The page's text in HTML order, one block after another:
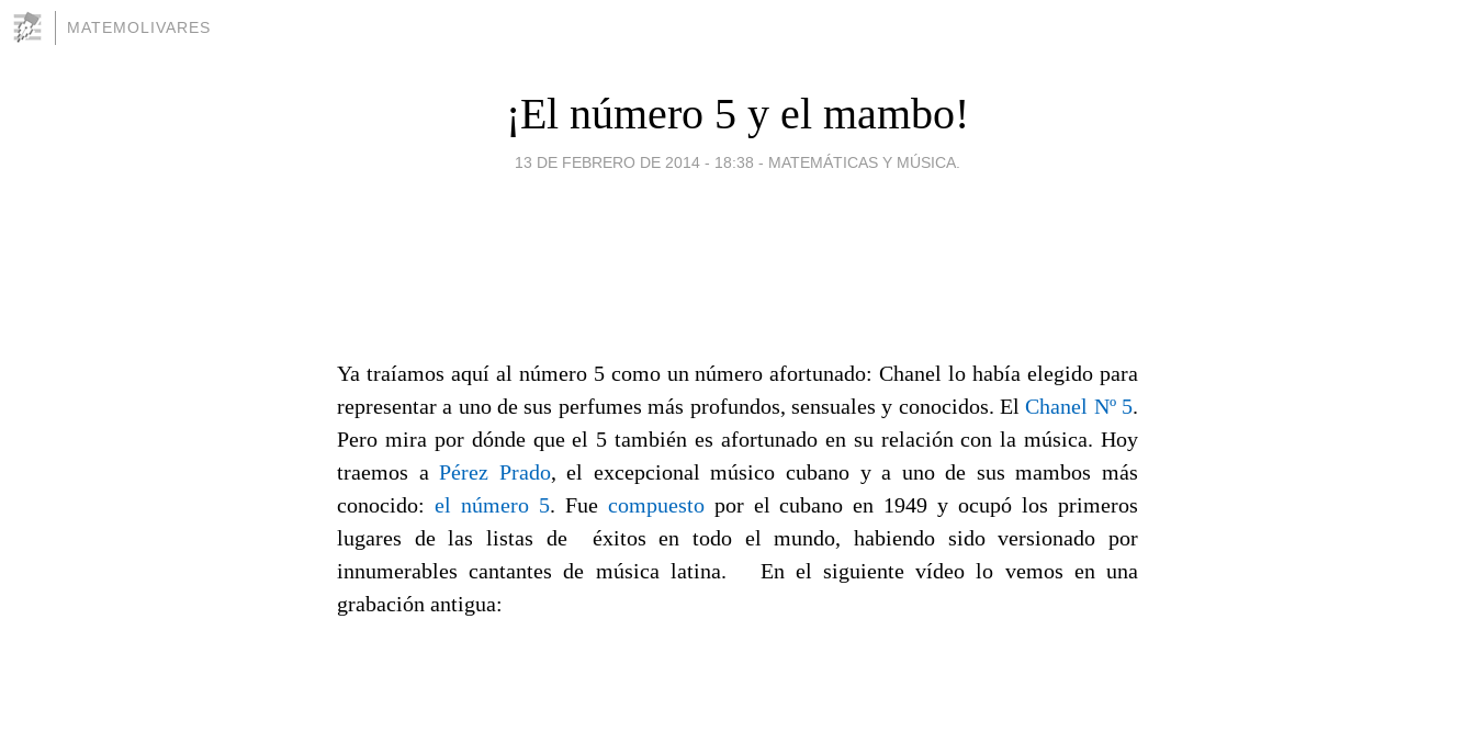
MATEMOLIVARES
¡El número 5 y el mambo!
13 DE FEBRERO DE 2014 - 18:38 - MATEMÁTICAS Y MÚSICA.
Ya traíamos aquí al número 5 como un número afortunado: Chanel lo había elegido para
representar a uno de sus perfumes más profundos, sensuales y conocidos. ElChanel Nº 5.
Pero mira por dónde que el 5 también es afortunado en su relación con la música. Hoy
traemos aPérez Prado, el excepcional músico cubano y a uno de sus mambos más
conocido: el número 5. Fue compuestopor el cubano en 1949 y ocupó los primeros
lugares de las listas de éxitos en todo el mundo, habiendo sido versionado por
innumerables cantantes de música latina. En el siguiente vídeo lo vemos en una
grabación antigua: